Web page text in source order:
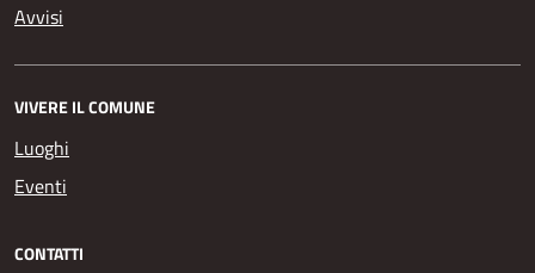
Avvisi
VIVERE IL COMUNE
Luoghi
Eventi
CONTATTI